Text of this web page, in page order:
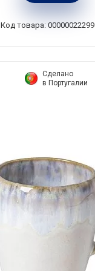
NAC(STC131-02320G)
Код товара: 00000022299
Сделано
в Португалии